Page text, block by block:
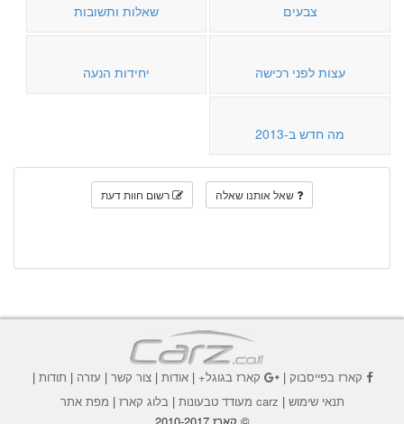
צבעים שאלות ותשובות
עצות לפני רכישה יחידות הנעה
מה חדש ב-2013
שאל אותנו שאלה רשום חוות דעת
קארז בפייסבוק| קארז בגוגל+|אודות |צור קשר | עזרה | תודות |
תנאי שימוש | carz מעודד טבעונות |בלוג קארז | מפת אתר